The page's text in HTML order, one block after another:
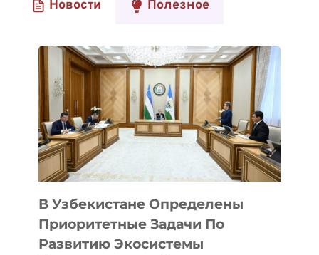
Новости Полезное
В Узбекистане Определены
Приоритетные Задачи По
Развитию Экосистемы